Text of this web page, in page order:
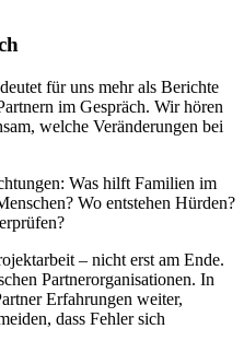
für uns mehr als Berichte
im Gespräch. Wir hören
welche Veränderungen bei
Was hilft Familien im
Wo entstehen Hürden?
– nicht erst am Ende.
Partnerorganisationen. In
Erfahrungen weiter,
dass Fehler sich